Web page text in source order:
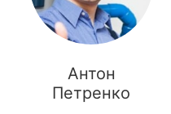
Антон
Петренко